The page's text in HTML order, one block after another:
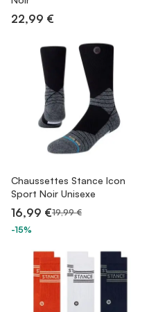
22,99 €
Chaussettes Stance Icon
Sport Noir Unisexe
16,99 €19,99 €
-15%